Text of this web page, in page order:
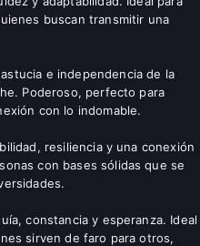
buscan transmitir una
e independencia de la
Poderoso, perfecto para
con lo indomable.
resiliencia y una conexión
con bases sólidas que se
constancia y esperanza. Ideal
sirven de faro para otros,